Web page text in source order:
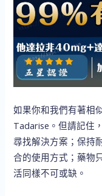
如果你和我們有著相
Tadarise。但請記住
尋找解決方案；保持
合的使用方式；藥物
活同樣不可或缺。